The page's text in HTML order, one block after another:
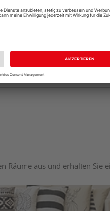
Räume aus und erhalten Sie